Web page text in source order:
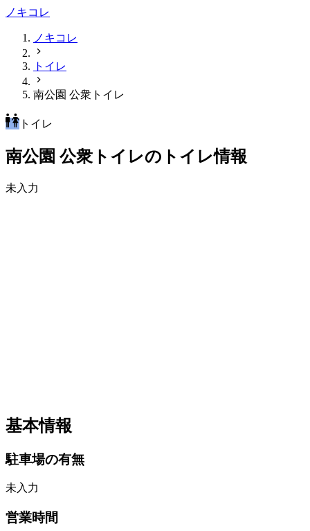
ノキコレ
ノキコレ
トイレ
南公園 公衆トイレ
トイレ
南公園 公衆トイレのトイレ情報
未入力
基本情報
駐車場の有無
未入力
営業時間